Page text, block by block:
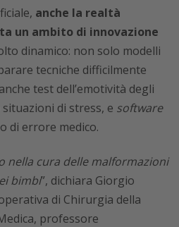
anche la realtà
un ambito di innovazione
dinamico: non solo modelli
tecniche difficilmente
test dell’emotività degli
di stress, e software
di errore medico.
nella cura delle malformazioni
bimbi”, dichiara Giorgio
di Chirurgia della
professore